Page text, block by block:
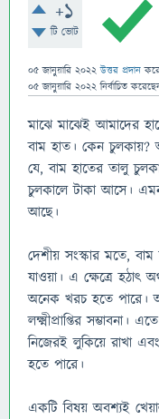
+1
টি ভোট
05 জানুয়ারি 2022 উত্তর প্রদান
05 জানুয়ারি 2022 নির্বাচিত
মাঝে মাঝেই আমাদের
বাম হাত। কেন চুলকায়?
যে, বাম হাতের তালু
চুলকালে টাকা আসে।
আছে।
দেশীয় সংস্কার মতে, বাম
যাওয়া। এ ক্ষেত্রে হঠাৎ
অনেক খরচ হতে পারে।
লক্ষ্মীপ্রাপ্তির সম্ভাবনা।
নিজেরই লুকিয়ে রাখা
হতে পারে।
একটি বিষয় অবশ্যই